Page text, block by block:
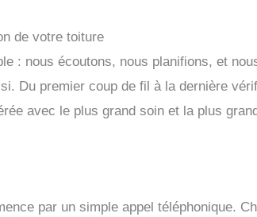
de votre toiture
: nous écoutons, nous planifions, et
Du premier coup de fil à la dernière
avec le plus grand soin et la plus
par un simple appel téléphonique.